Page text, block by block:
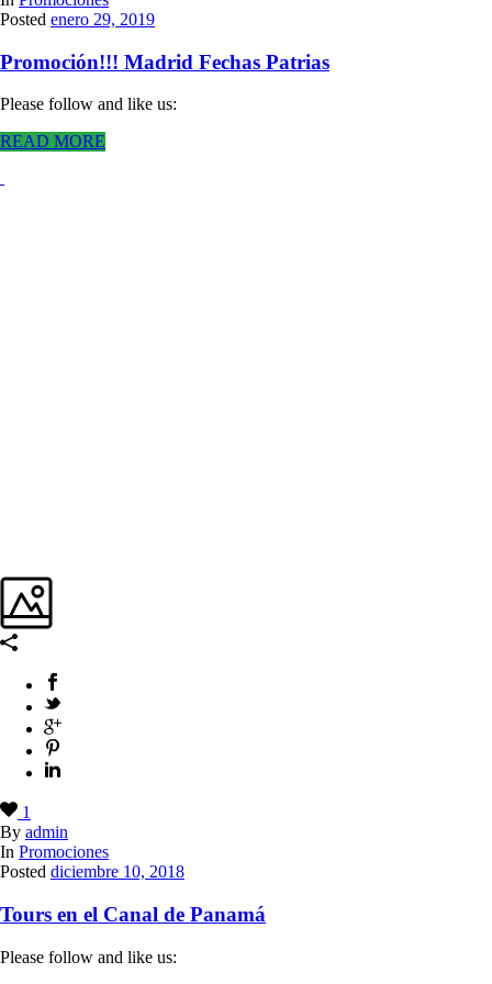
Posted enero 29, 2019
Promoción!!! Madrid Fechas Patrias
Please follow and like us:
READ MORE
1
By admin
In Promociones
Posted diciembre 10, 2018
Tours en el Canal de Panamá
Please follow and like us: